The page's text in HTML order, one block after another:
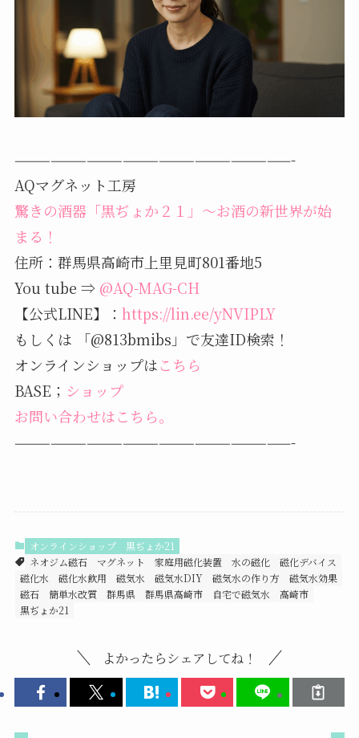
———————————————————————-
AQマグネット工房
驚きの酒器「黒ぢょか２１」～お酒の新世界が始
まる！
住所：群馬県高崎市上里見町801番地5
You tube ⇒ @AQ-MAG-CH
【公式LINE】： https://lin.ee/yNVIPLY
もしくは 「@813bmibs」で友達ID検索！
オンラインショップはこちら
BASE； ショップ
お問い合わせはこちら。
———————————————————————-
オンラインショップ
黒ぢょか21
ネオジム磁石
マグネット 家庭用磁化装置 水の磁化
磁化デバイス
磁化水
磁化水飲用 磁気水 磁気水DIY 磁気水の作り方
磁気水効果
磁石
簡単水改質 群馬県 群馬県高崎市 自宅で磁気水
高崎市
黒ぢょか21
よかったらシェアしてね！